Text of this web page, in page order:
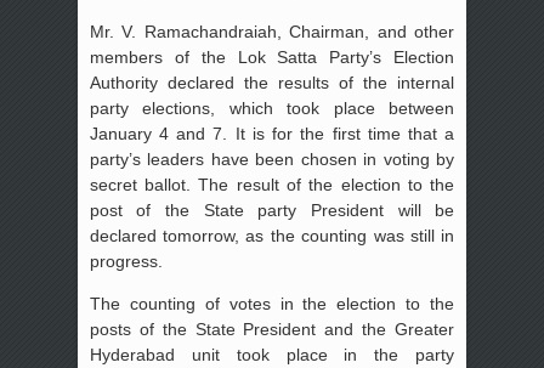
Mr. V. Ramachandraiah, Chairman, and other
members of the Lok Satta Party’s Election
Authority declared the results of the internal
party elections, which took place between
January 4 and 7. It is for the first time that a
party’s leaders have been chosen in voting by
secret ballot. The result of the election to the
post of the State party President will be
declared tomorrow, as the counting was still in
progress.
The counting of votes in the election to the
posts of the State President and the Greater
Hyderabad unit took place in the party